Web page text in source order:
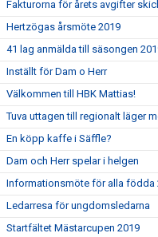
Fakturorna för årets avgifter
Hertzögas årsmöte 2019
41 lag anmälda till säsongen
Inställt för Dam o Herr
Välkommen till HBK Mattias!
Tuva uttagen till regionalt läger
En köpp kaffe i Säffle?
Dam och Herr spelar i helgen
Informationsmöte för alla födda
Ledarresa för ungdomsledarna
Startfältet Mästarcupen 2019